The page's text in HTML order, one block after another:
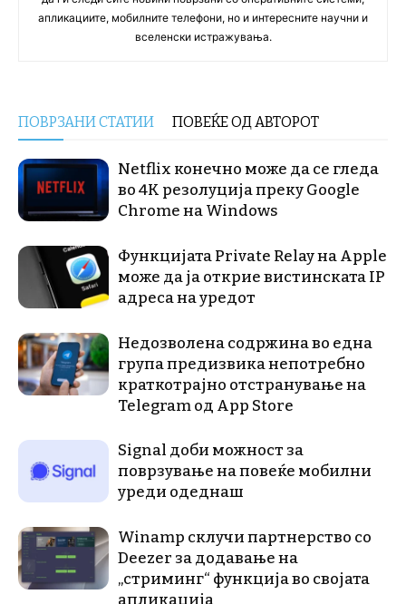
апликациите, мобилните телефони, но и интересните научни и
вселенски истражувања.
ПОВРЗАНИ СТАТИИ ПОВЕЌЕ ОД АВТОРОТ
Netflix конечно може да се гледа
во 4K резолуција преку Google
Chrome на Windows
Функцијата Private Relay на Apple
може да ја открие вистинската IP
адреса на уредот
Недозволена содржина во една
група предизвика непотребно
краткотрајно отстранување на
Telegram од App Store
Signal доби можност за
поврзување на повеќе мобилни
уреди одеднаш
Winamp склучи партнерство со
Deezer за додавање на
„стриминг“ функција во својата
апликација